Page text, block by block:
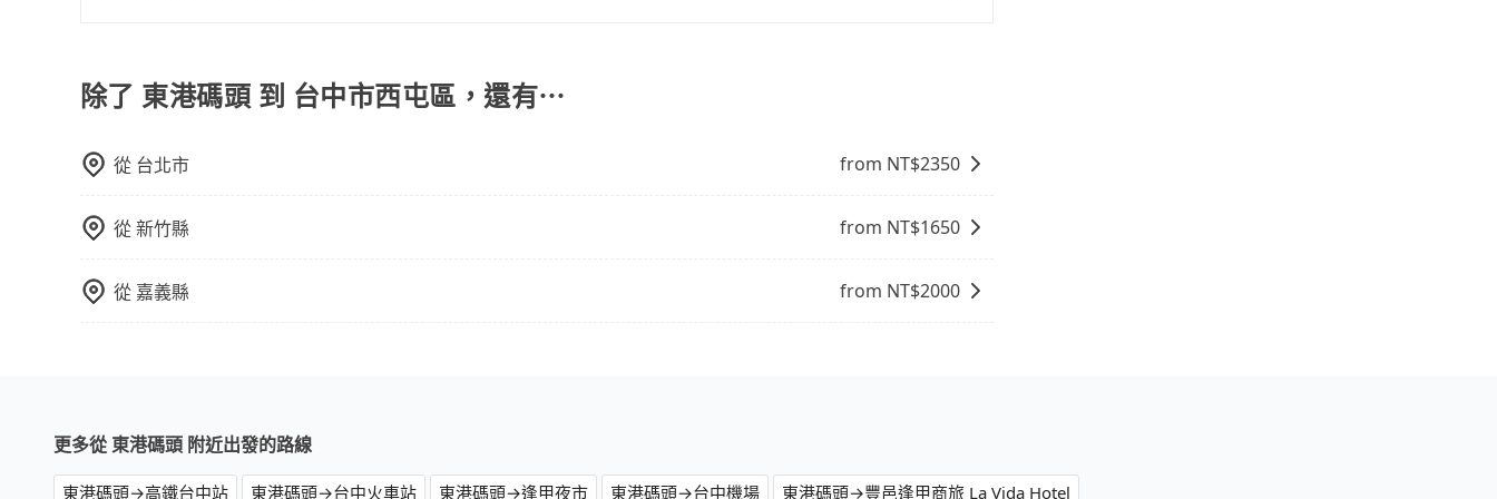
離開火車站，快捷便利。 包車：預定包車到達或離開火車站，是最便利的，無需與人共乘、快速抵達。
除了 東港碼頭 到 台中市西屯區，還有⋯
從 台北市 from NT$2350
從新竹縣 from NT$1650
從 嘉義縣 from NT$2000
更多從 東港碼頭 附近出發的路線
東港碼頭→高鐵台中站 東港碼頭→台中火車站 東港碼頭→逢甲夜市 東港碼頭→台中機場 東港碼頭→豐邑逢甲商旅 La Vida Hotel